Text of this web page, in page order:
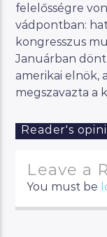
felelősségre
vádpontban:
kongresszus
Januárban
amerikai elnök,
megszavazta a
Reader's
Leave a
You must be